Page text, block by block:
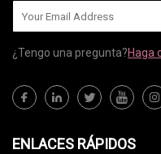
¿Tengo una pregunta?Haga
ENLACES RÁPIDOS